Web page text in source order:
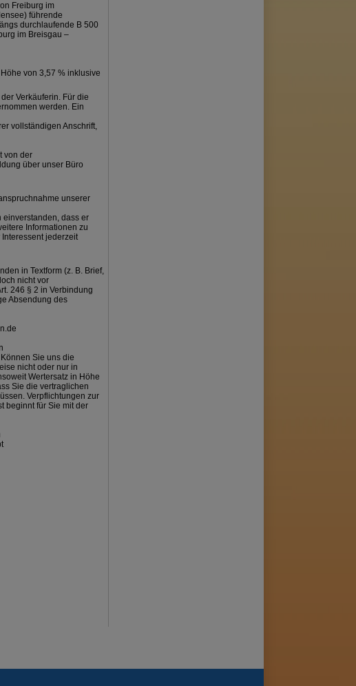
Freiburg im
führende
durchlaufende B 500
im Breisgau –
von 3,57 % inklusive
Verkäuferin. Für die
werden. Ein
vollständigen Anschrift,
von der
über unser Büro
unserer
einverstanden, dass er
Informationen zu
jederzeit
in Textform (z. B. Brief,
nicht vor
246 § 2 in Verbindung
Absendung des
Sie uns die
nicht oder nur in
Wertersatz in Höhe
Sie die vertraglichen
Verpflichtungen zur
beginnt für Sie mit der